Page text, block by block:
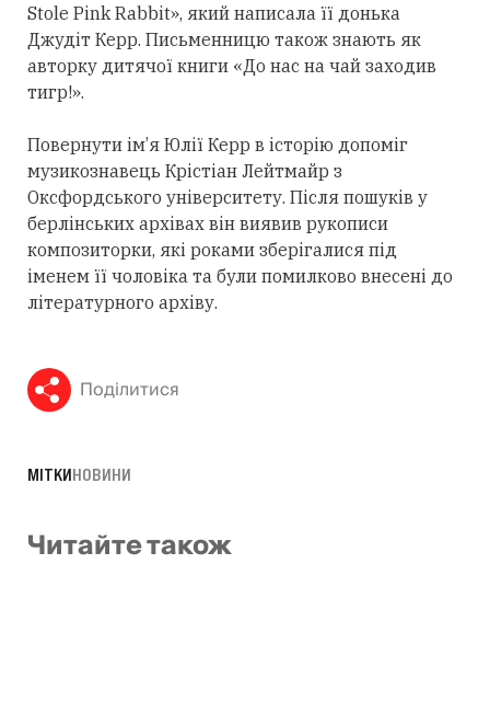
Stole Pink Rabbit», який написала її донька
Джудіт Керр. Письменницю також знають як
авторку дитячої книги «До нас на чай заходив
тигр!».
Повернути ім’я Юлії Керр в історію допоміг
музикознавець Крістіан Лейтмайр з
Оксфордського університету. Після пошуків у
берлінських архівах він виявив рукописи
композиторки, які роками зберігалися під
іменем її чоловіка та були помилково внесені до
літературного архіву.
Поділитися
МІТКИНОВИНИ
Читайте також